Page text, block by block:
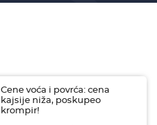
Cene voća i povrća: cena
kajsije niža, poskupeo
krompir!